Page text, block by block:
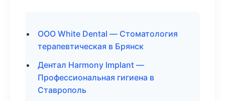
ООО White Dental — Стоматология
терапевтическая в Брянск
Дентал Harmony Implant —
Профессиональная гигиена в
Ставрополь